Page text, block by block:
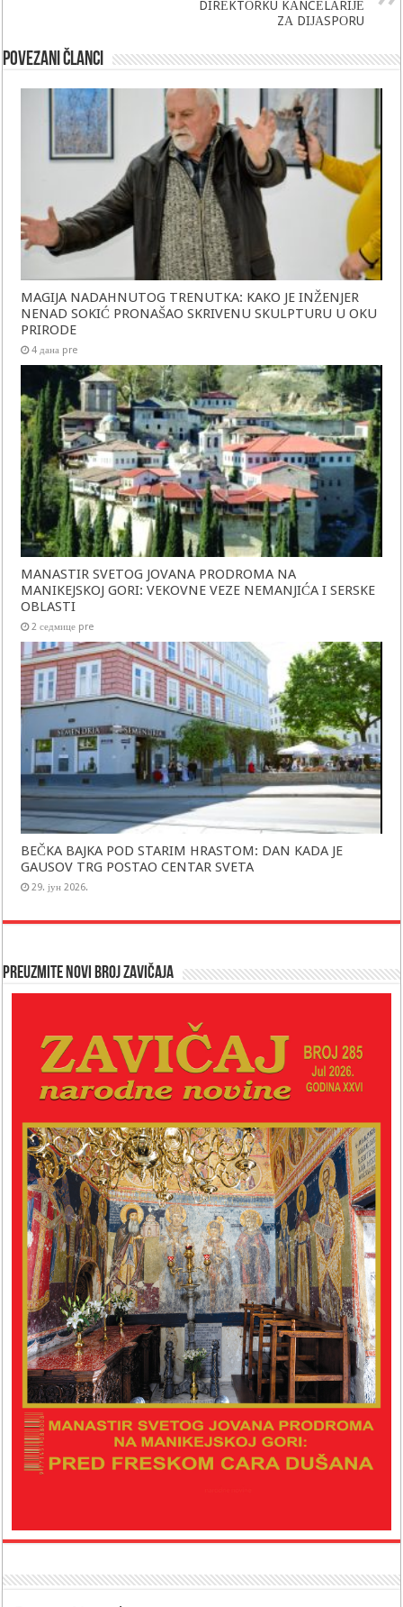
DIRЕKTОRKU KАNCЕLАRIЈЕ
ZА DIЈАSPОRU
Povezani članci
MAGIJA NADAHNUTOG TRENUTKA: KAKO JE INŽENJER
NENAD SOKIĆ PRONAŠAO SKRIVENU SKULPTURU U OKU
PRIRODE
4 дана pre
MANASTIR SVETOG JOVANA PRODROMA NA
MANIKEJSKOJ GORI: VEKOVNE VEZE NEMANJIĆA I SERSKE
OBLASTI
2 седмице pre
BEČKA BAJKA POD STARIM HRASTOM: DAN KADA JE
GAUSOV TRG POSTAO CENTAR SVETA
29. јун 2026.
Preuzmite novi broj Zavičaja